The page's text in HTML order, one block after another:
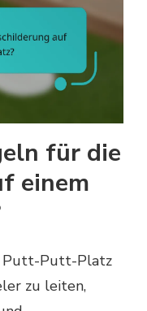
für die
einem
Putt-Putt-Platz
zu leiten,